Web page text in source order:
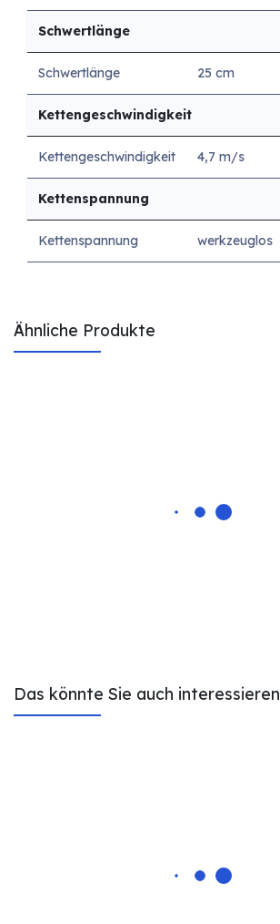
Schwertlänge
Schwertlänge 25 cm
Kettengeschwindigkeit
Kettengeschwindigkeit 4,7 m/s
Kettenspannung
Kettenspannung werkzeuglos
Ähnliche Produkte
Das könnte Sie auch interessieren